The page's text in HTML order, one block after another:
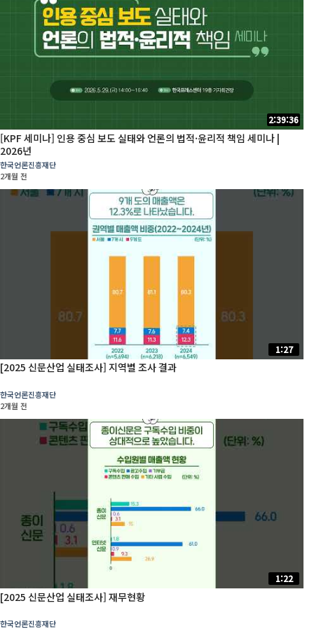
2:39:36
[KPF 세미나] 인용 중심 보도 실태와 언론의 법적·윤리적 책임 세미나 |
2026년
한국언론진흥재단
2개월 전
1:27
[2025 신문산업 실태조사] 지역별 조사 결과
한국언론진흥재단
2개월 전
1:22
[2025 신문산업 실태조사] 재무현황
한국언론진흥재단